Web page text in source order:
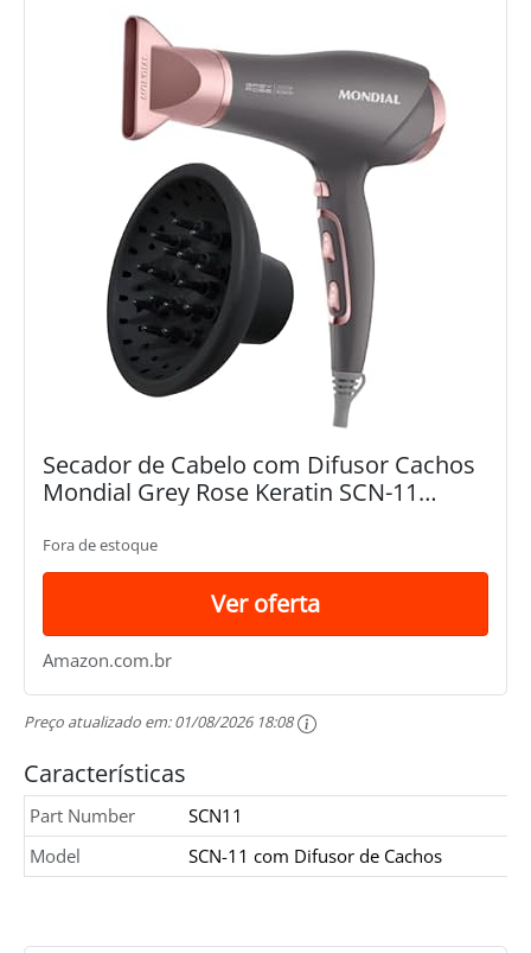
Secador de Cabelo com Difusor Cachos
Mondial Grey Rose Keratin SCN-11
Fora de estoque
Ver oferta
Amazon.com.br
Preço atualizado em:01/08/2026 18:08
Características
Part Number
SCN11
Model
SCN-11 com Difusor de Cachos